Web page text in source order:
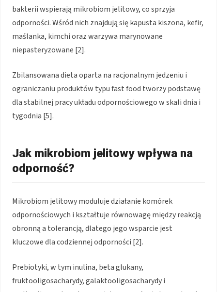
bakterii wspierają mikrobiom jelitowy, co sprzyja
odporności. Wśród nich znajdują się kapusta kiszona, kefir,
maślanka, kimchi oraz warzywa marynowane
niepasteryzowane [2].
Zbilansowana dieta oparta na racjonalnym jedzeniu i
ograniczaniu produktów typu fast food tworzy podstawę
dla stabilnej pracy układu odpornościowego w skali dnia i
tygodnia [5].
Jak mikrobiom jelitowy wpływa na
odporność?
Mikrobiom jelitowy moduluje działanie komórek
odpornościowych i kształtuje równowagę między reakcją
obronną a tolerancją, dlatego jego wsparcie jest
kluczowe dla codziennej odporności [2].
Prebiotyki, w tym inulina, beta glukany,
fruktooligosacharydy, galaktooligosacharydy i